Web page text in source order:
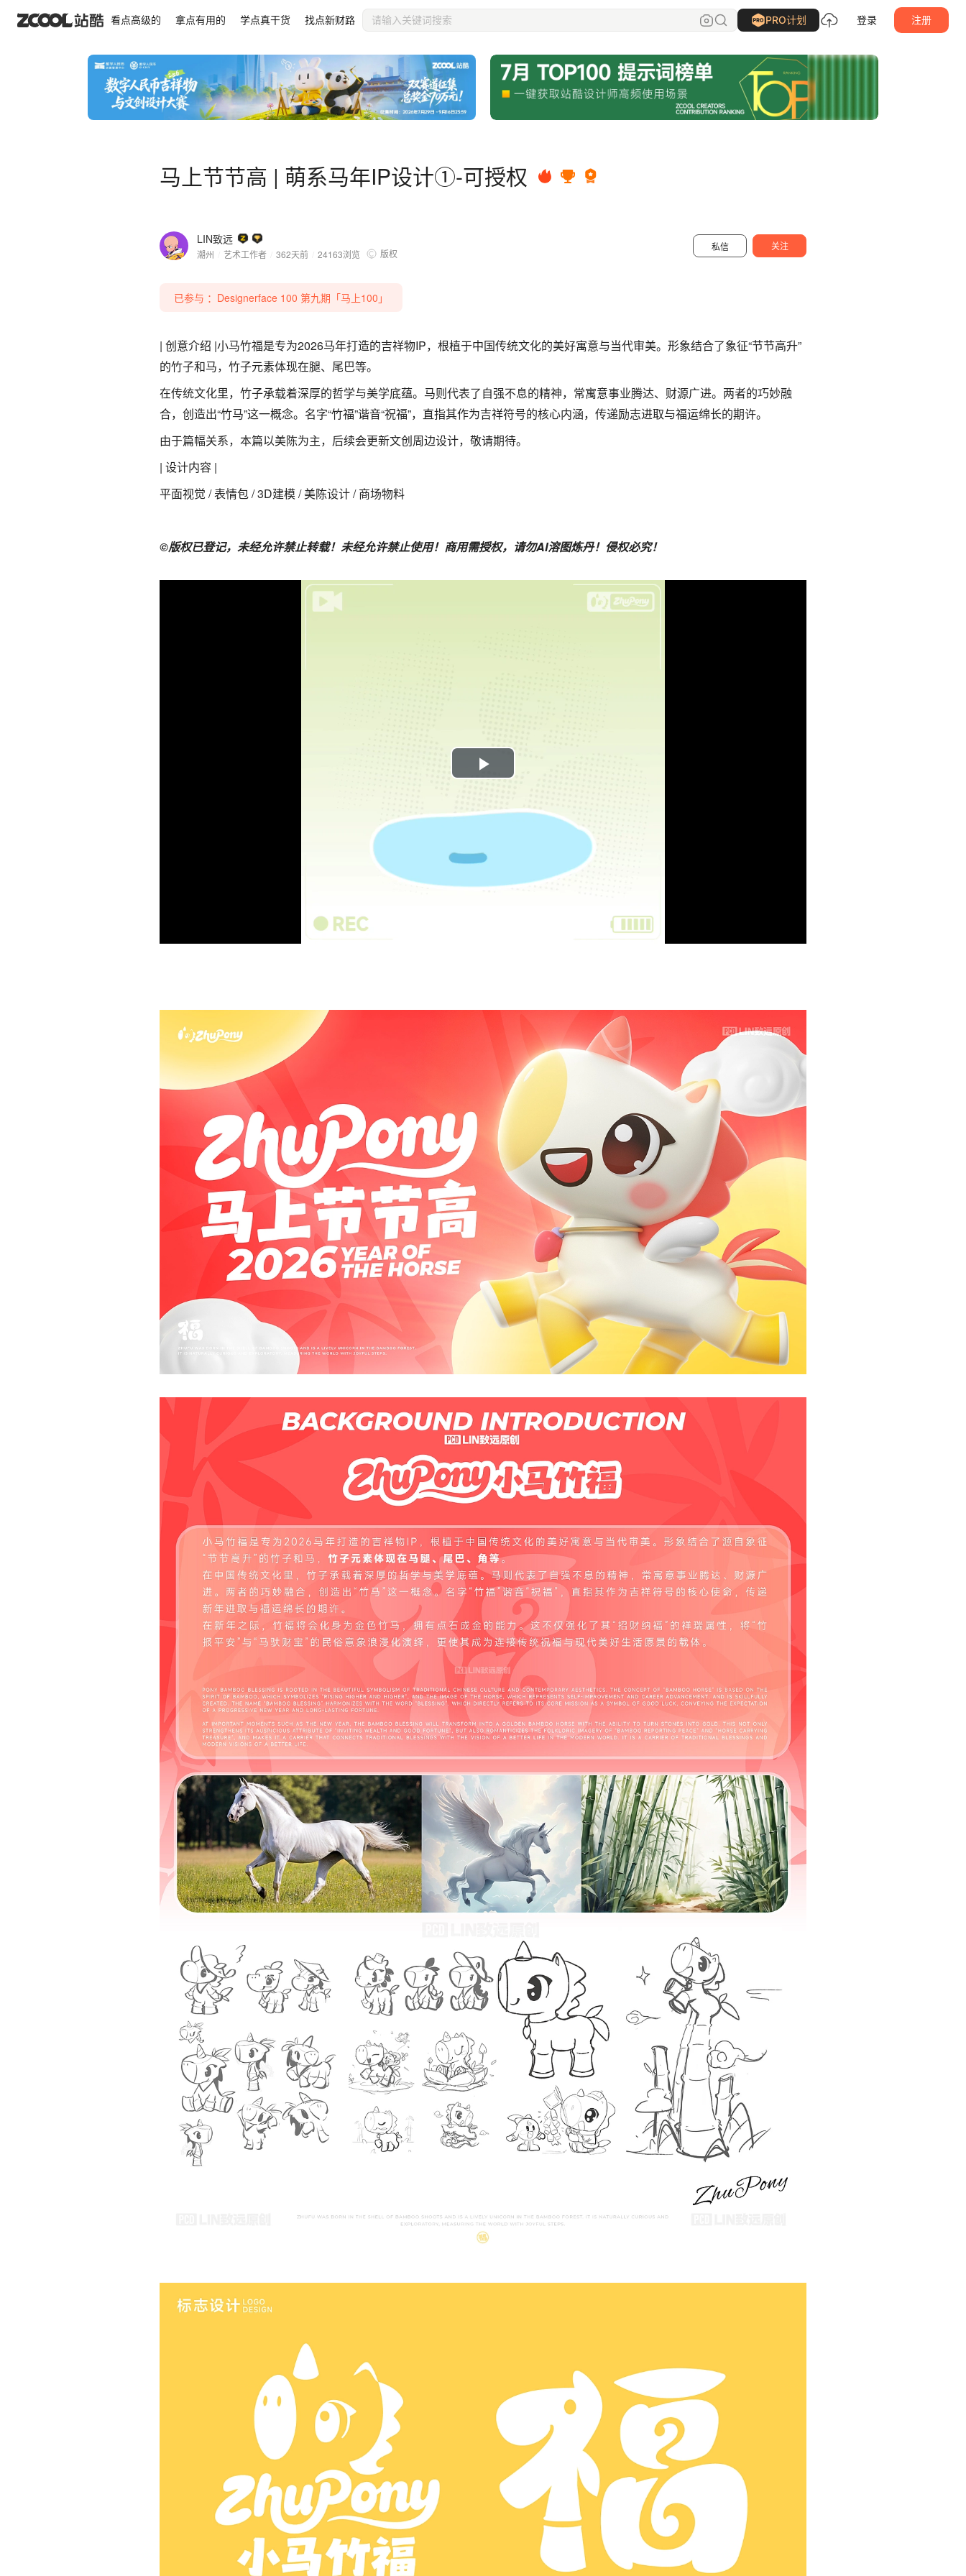
看点高级的 拿点有用的 学点真干货 找点新财路 PRO计划 登录 注册
马上节节高 | 萌系马年IP设计①-可授权
LIN致远
潮州 艺术工作者 362天前 24163浏览 版权
私信 关注
马上节节高 | 萌系马年IP设计①-可授权 LIN致远 关注
已参与 ：Designerface 100 第九期「马上100」
| 创意介绍 |小马竹福是专为2026马年打造的吉祥物IP，根植于中国传统文化的美好寓意与当代审美。形象结合了象征“节节高升”
的竹子和马，竹子元素体现在腿、尾巴等。
在传统文化里，竹子承载着深厚的哲学与美学底蕴。马则代表了自强不息的精神，常寓意事业腾达、财源广进。两者的巧妙融
合，创造出“竹马”这一概念。名字“竹福”谐音“祝福”，直指其作为吉祥符号的核心内涵，传递励志进取与福运绵长的期许。
由于篇幅关系，本篇以美陈为主，后续会更新文创周边设计，敬请期待。
| 设计内容 |
平面视觉 / 表情包 / 3D建模 / 美陈设计 / 商场物料
©版权已登记，未经允许禁止转载！未经允许禁止使用！商用需授权，请勿AI溶图炼丹！侵权必究！
Play
Video